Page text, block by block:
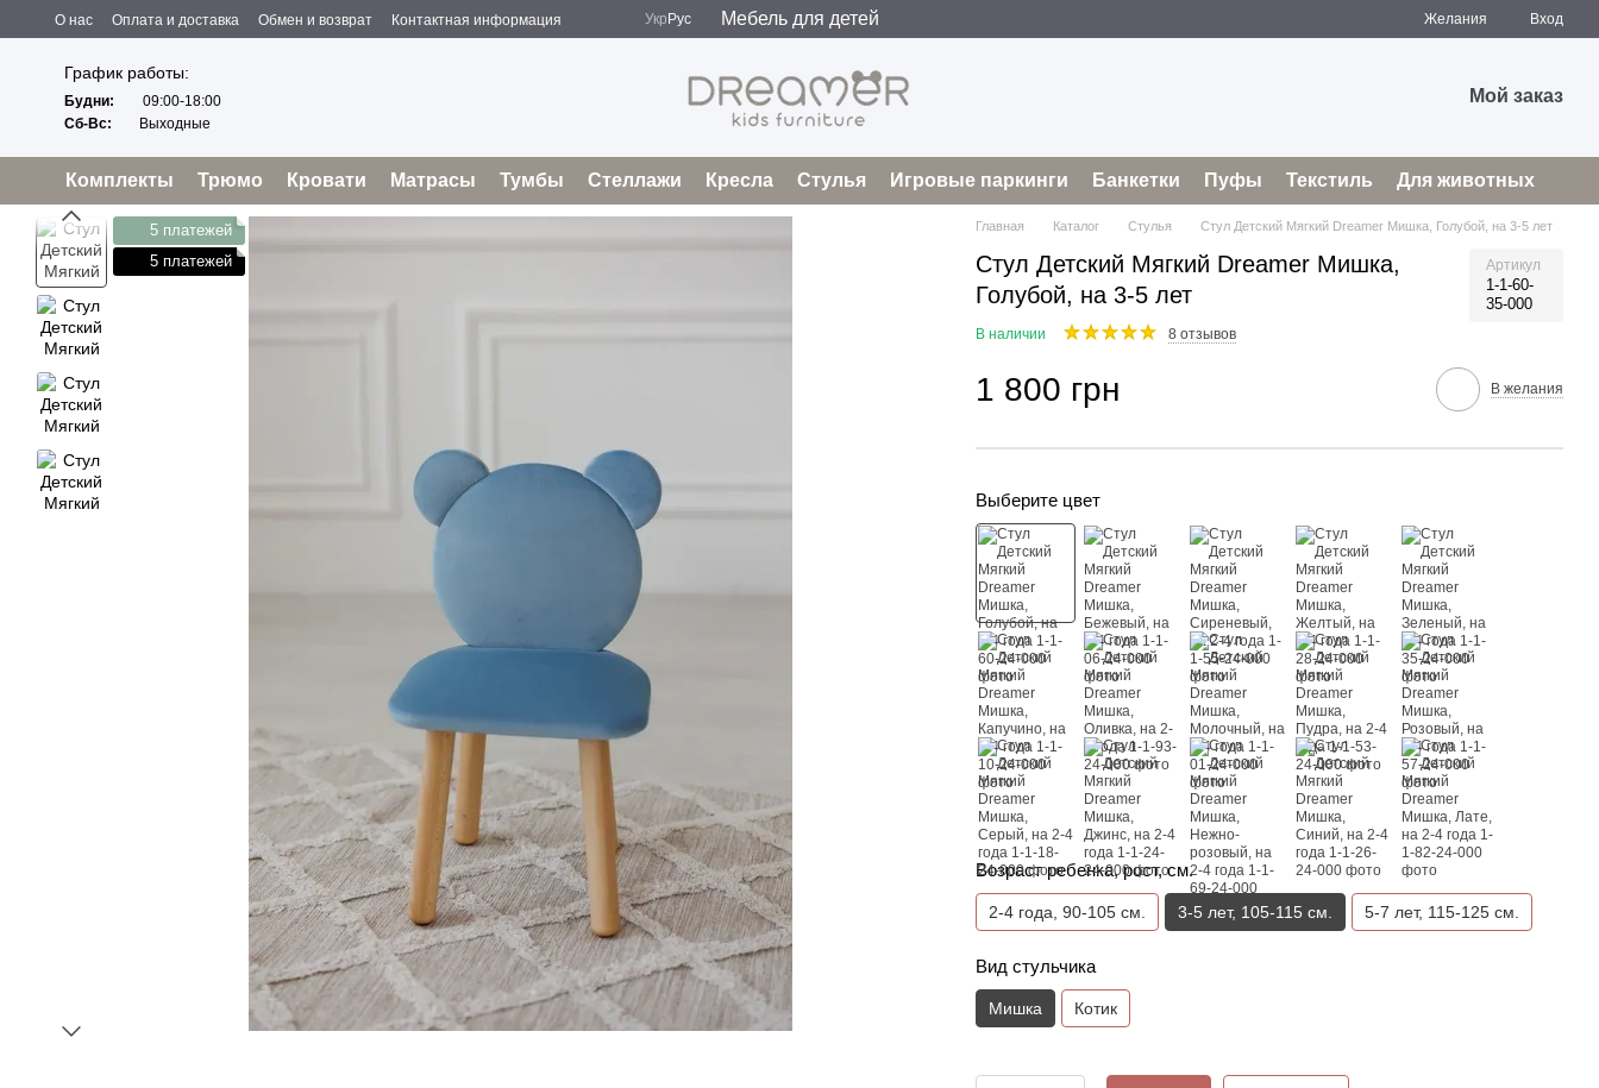
Перейти к основному контенту
О нас Оплата и доставка Обмен и возврат
Контактная информация
Пользовательское соглашение
Отзывы о магазине
Политика конфиденциальности
Укр Рус Мебель для детей Желания Вход
График работы:
Будни:
09:00-18:00
Сб-Вс:
Выходные
Мой заказ
Комплекты Трюмо Кровати Матрасы Тумбы Стеллажи Кресла Стулья Игровые паркинги Банкетки Пуфы Текстиль Для животных
5 платежей
5 платежей
Главная Каталог Стулья Стул Детский Мягкий Dreamer Мишка, Голубой, на 3-5 лет
Стул Детский Мягкий Dreamer Мишка,
Голубой, на 3-5 лет
Артикул
1-1-60-
35-000
В наличии 8 отзывов
1 800 грн В желания
Выберите цвет
Возраст ребенка, рост, см.
2-4 года, 90-105 см. 3-5 лет, 105-115 см. 5-7 лет, 115-125 см.
Вид стульчика
Мишка Котик